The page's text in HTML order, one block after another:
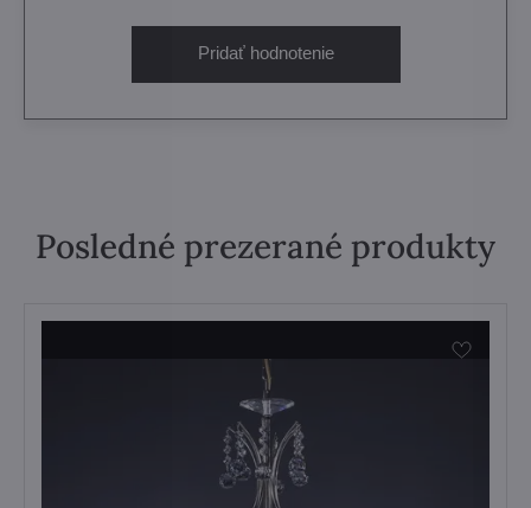
Pridať hodnotenie
Posledné prezerané produkty